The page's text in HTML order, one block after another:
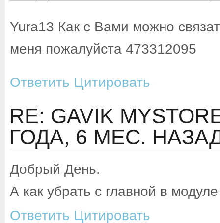
Yura13 Как с Вами можно
меня пожалуйста 473312095
Ответить Цитировать
RE: GAVIK
ГОДА, 6 МЕС.
Добрый День.
А как убрать с главной в
Ответить Цитировать